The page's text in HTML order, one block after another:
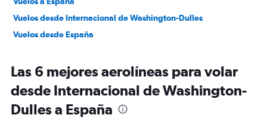
Vuelos desde Internacional de Washington-Dulles
Vuelos desde España
Las 6 mejores aerolíneas para volar
desde Internacional de Washington-
Dulles a España